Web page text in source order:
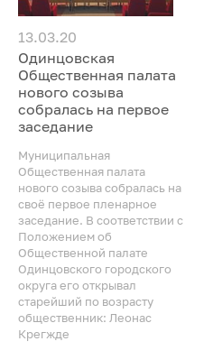
13.03.20
Одинцовская
Общественная палата
нового созыва
собралась на первое
заседание
Муниципальная
Общественная палата
нового созыва собралась на
своё первое пленарное
заседание. В соответствии с
Положением об
Общественной палате
Одинцовского городского
округа его открывал
старейший по возрасту
общественник: Леонас
Крегжде